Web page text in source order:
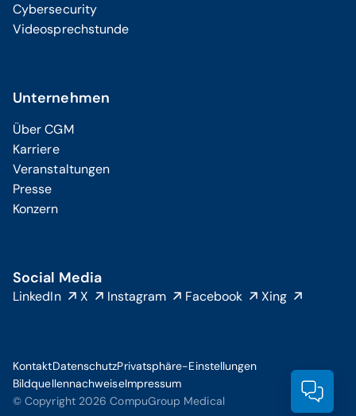
Cybersecurity
Videosprechstunde
Unternehmen
Über CGM
Karriere
Veranstaltungen
Presse
Konzern
Social Media
LinkedIn X Instagram Facebook Xing
© Copyright 2026 CompuGroup Medical
KontaktDatenschutzPrivatsphäre-Einstellungen
BildquellennachweiseImpressum